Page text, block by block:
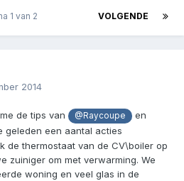
VOLGENDE
1 van 2
2014
de tips van @Raycoupe en
geleden een aantal acties
de thermostaat van de CV\boiler op
zuiniger om met verwarming. We
woning en veel glas in de